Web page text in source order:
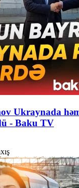
Ukraynada
- Baku TV